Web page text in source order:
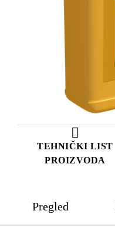
TEHNIČKI LIST
PROIZVODA
Pregled